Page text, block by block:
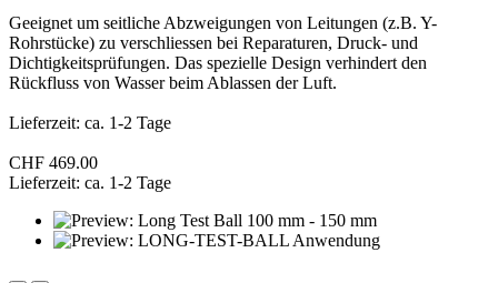
Geeignet um seitliche Abzweigungen von Leitungen (z.B. Y-
Rohrstücke) zu verschliessen bei Reparaturen, Druck- und
Dichtigkeitsprüfungen. Das spezielle Design verhindert den
Rückfluss von Wasser beim Ablassen der Luft.
Lieferzeit: ca. 1-2 Tage
CHF 469.00
Lieferzeit: ca. 1-2 Tage